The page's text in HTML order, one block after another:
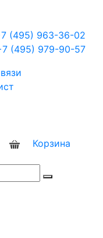
(495) 963-36-02
(495) 979-90-57
Корзина